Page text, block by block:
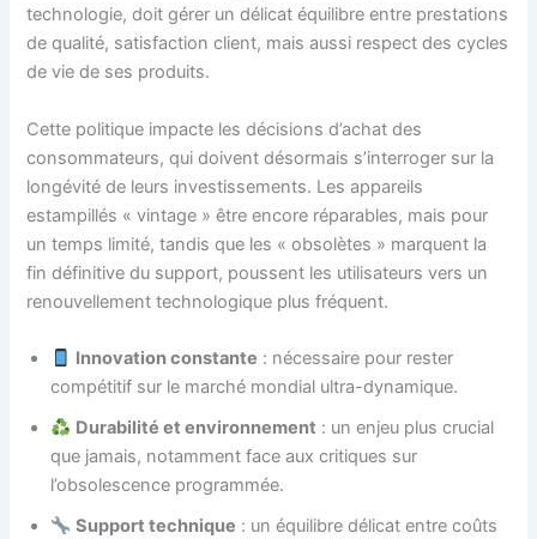
technologie, doit gérer un délicat équilibre entre prestations
de qualité, satisfaction client, mais aussi respect des cycles
de vie de ses produits.
Cette politique impacte les décisions d’achat des
consommateurs, qui doivent désormais s’interroger sur la
longévité de leurs investissements. Les appareils
estampillés « vintage » être encore réparables, mais pour
un temps limité, tandis que les « obsolètes » marquent la
fin définitive du support, poussent les utilisateurs vers un
renouvellement technologique plus fréquent.
Innovation constante : nécessaire pour rester
compétitif sur le marché mondial ultra-dynamique.
Durabilité et environnement : un enjeu plus crucial
que jamais, notamment face aux critiques sur
l’obsolescence programmée.
Support technique : un équilibre délicat entre coûts